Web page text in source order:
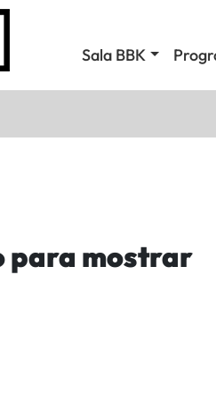
Sala BBK
para mostrar